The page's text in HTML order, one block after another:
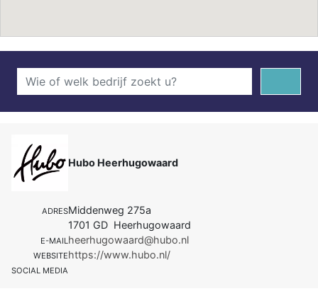
Hubo Heerhugowaard
ADRESMiddenweg 275a
1701 GD Heerhugowaard
E-MAILheerhugowaard@hubo.nl
WEBSITEhttps://www.hubo.nl/
SOCIAL MEDIA